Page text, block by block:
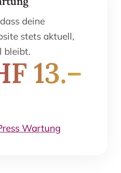
deine
stets aktuell,
bleibt.
13.–
Wartung